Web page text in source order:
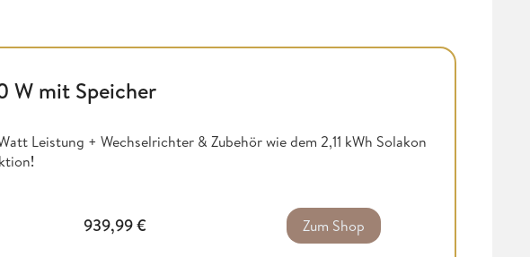
W mit Speicher
Leistung + Wechselrichter & Zubehör wie dem 2,11 kWh Solakon
!
939,99€ Zum Shop